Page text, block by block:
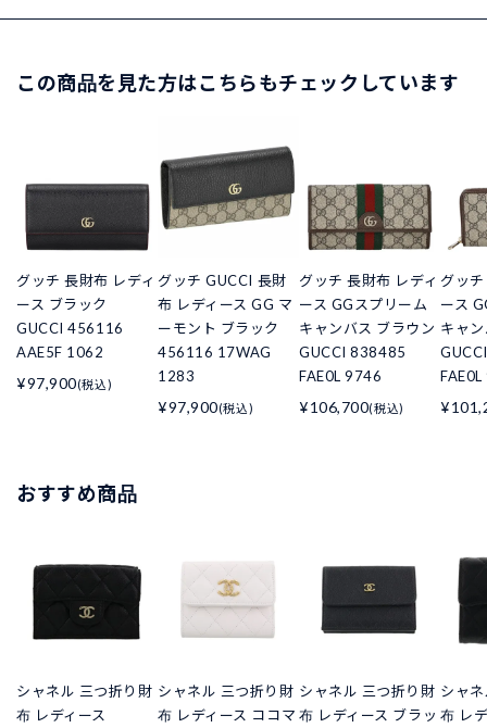
この商品を見た方はこちらもチェックしています
グッチ 長財布 レディ
ース ブラック
GUCCI 456116
AAE5F 1062
¥97,900(税込)
グッチ GUCCI 長財
布 レディース GG マ
ーモント ブラック
456116 17WAG
1283
¥97,900(税込)
グッチ 長財布 レディ
ース GGスプリーム
キャンバス ブラウン
GUCCI 838485
FAE0L 9746
¥106,700(税込)
グッ
ース
キャ
おすすめ商品
シャネル 三つ折り財
布 レディース
シャネル 三つ折り財
布 レディース ココマ
シャネル 三つ折り財
布 レディース ブラッ
シャ
布 レ